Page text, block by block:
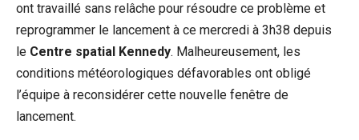
ont travaillé sans relâche pour résoudre ce problème et
reprogrammer le lancement à ce mercredi à 3h38 depuis
le Centre spatial Kennedy. Malheureusement, les
conditions météorologiques défavorables ont obligé
l’équipe à reconsidérer cette nouvelle fenêtre de
lancement.